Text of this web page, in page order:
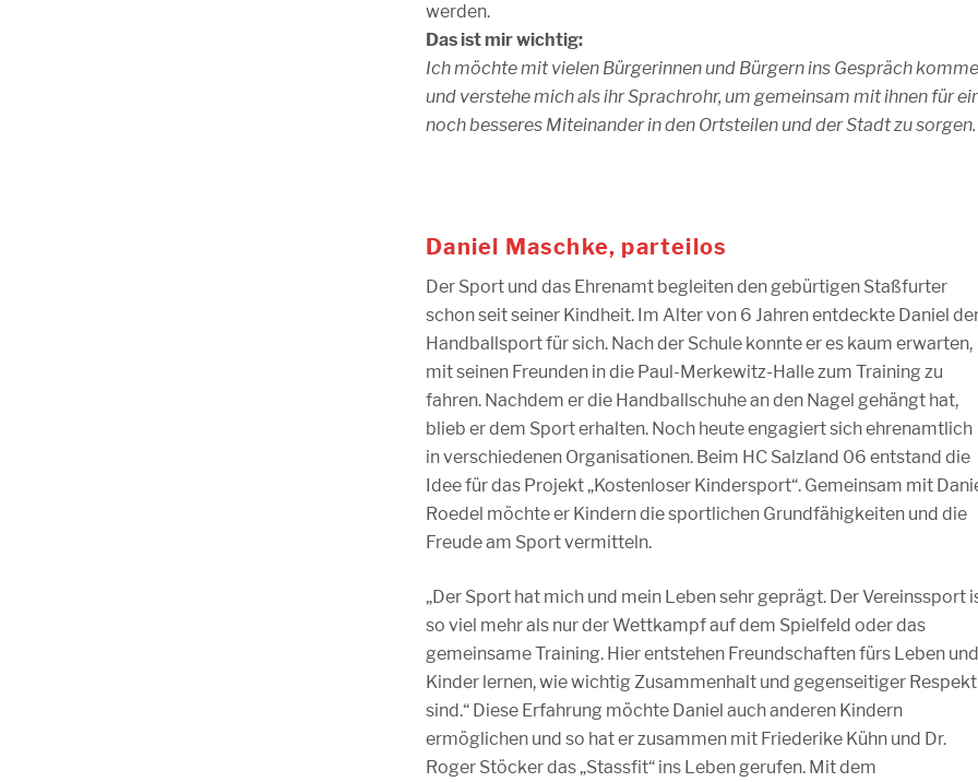
werden.
Das ist mir wichtig:
Ich möchte mit vielen Bürgerinnen und Bürgern ins Gespräch
und verstehe mich als ihr Sprachrohr, um gemeinsam mit ihnen für
noch besseres Miteinander in den Ortsteilen und der Stadt zu sorgen.
Daniel Maschke, parteilos
Der Sport und das Ehrenamt begleiten den gebürtigen Staßfurter
schon seit seiner Kindheit. Im Alter von 6 Jahren entdeckte Daniel
Handballsport für sich. Nach der Schule konnte er es kaum erwarten,
mit seinen Freunden in die Paul-Merkewitz-Halle zum Training zu
fahren. Nachdem er die Handballschuhe an den Nagel gehängt hat,
blieb er dem Sport erhalten. Noch heute engagiert sich ehrenamtlich
in verschiedenen Organisationen. Beim HC Salzland 06 entstand die
Idee für das Projekt „Kostenloser Kindersport“. Gemeinsam mit
Roedel möchte er Kindern die sportlichen Grundfähigkeiten und die
Freude am Sport vermitteln.
„Der Sport hat mich und mein Leben sehr geprägt. Der Vereinssport
so viel mehr als nur der Wettkampf auf dem Spielfeld oder das
gemeinsame Training. Hier entstehen Freundschaften fürs Leben
Kinder lernen, wie wichtig Zusammenhalt und gegenseitiger Respekt
sind.“ Diese Erfahrung möchte Daniel auch anderen Kindern
ermöglichen und so hat er zusammen mit Friederike Kühn und Dr.
Roger Stöcker das „Stassfit“ ins Leben gerufen. Mit dem